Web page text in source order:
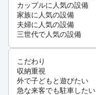
カップルに人気の設備
家族に人気の設備
夫婦に人気の設備
三世代で人気の設備
こだわり
収納重視
外で子どもと遊びたい
急な来客でも駐車したい